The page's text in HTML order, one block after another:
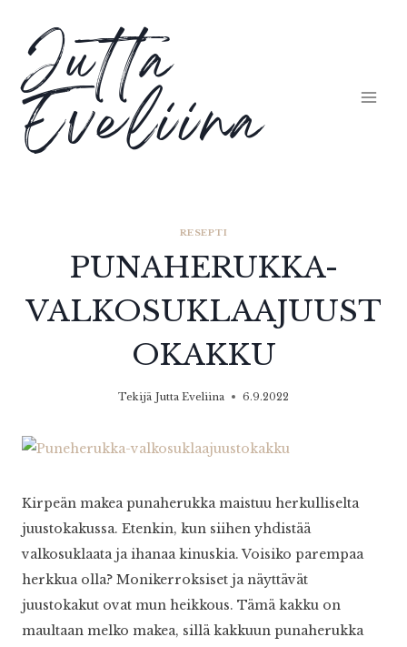
sisältöön
Jutta
Eveliina
RESEPTI
PUNAHERUKKA-
VALKOSUKLAAJUUST
OKAKKU
Tekijä Jutta Eveliina 6.9.2022
Kirpeän makea punaherukka maistuu herkulliselta
juustokakussa. Etenkin, kun siihen yhdistää
valkosuklaata ja ihanaa kinuskia. Voisiko parempaa
herkkua olla? Monikerroksiset ja näyttävät
juustokakut ovat mun heikkous. Tämä kakku on
maultaan melko makea, sillä kakkuun punaherukka